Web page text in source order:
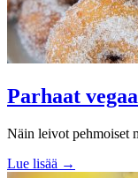
Parhaat
Näin leivot pehmoiset
Lue lisää →